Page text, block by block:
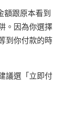
額跟原本看到
。因為你選擇
到你付款的時
議選「立即付